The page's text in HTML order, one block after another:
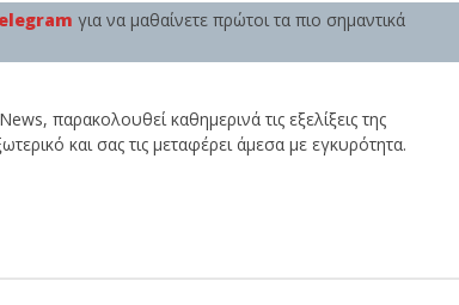
για να μαθαίνετε πρώτοι τα πιο σημαντικά
παρακολουθεί καθημερινά τις εξελίξεις της
και σας τις μεταφέρει άμεσα με εγκυρότητα.